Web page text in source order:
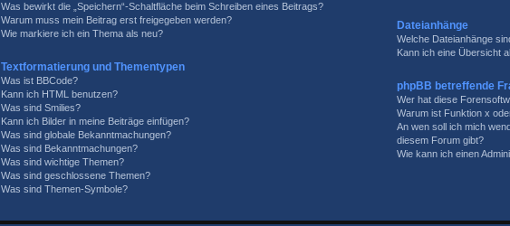
Was bewirkt die „Speichern“-Schaltfläche beim Schreiben eines Beitrags?
Warum muss mein Beitrag erst freigegeben werden?
Wie markiere ich ein Thema als neu?
Textformatierung und Thementypen
Was ist BBCode?
Kann ich HTML benutzen?
Was sind Smilies?
Kann ich Bilder in meine Beiträge einfügen?
Was sind globale Bekanntmachungen?
Was sind Bekanntmachungen?
Was sind wichtige Themen?
Was sind geschlossene Themen?
Was sind Themen-Symbole?
Dateianhänge
Welche Dateianhänge
Kann ich eine Übersicht
phpBB betreffende
Wer hat diese
Warum ist Funktion x
An wen soll ich mich
diesem Forum gibt?
Wie kann ich einen